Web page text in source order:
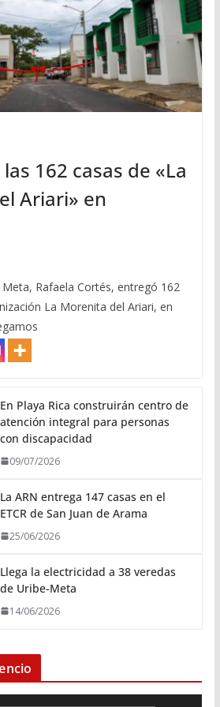
162 casas de «La
Ariari» en
Rafaela Cortés, entregó 162
La Morenita del Ariari, en
En Playa Rica construirán centro de
atención integral para personas
con discapacidad
09/07/2026
La ARN entrega 147 casas en el
ETCR de San Juan de Arama
25/06/2026
Llega la electricidad a 38 veredas
de Uribe-Meta
14/06/2026